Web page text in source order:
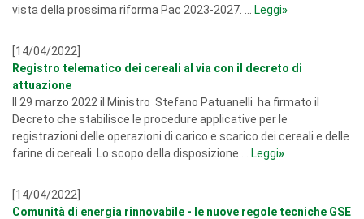
vista della prossima riforma Pac 2023-2027. ...
Leggi»
[14/04/2022]
Registro telematico dei cereali al via con il decreto di
attuazione
Il 29 marzo 2022 il Ministro Stefano Patuanelli ha firmato il
Decreto che stabilisce le procedure applicative per le
registrazioni delle operazioni di carico e scarico dei cereali e delle
farine di cereali. Lo scopo della disposizione ...
Leggi»
[14/04/2022]
Comunità di energia rinnovabile - le nuove regole tecniche GSE